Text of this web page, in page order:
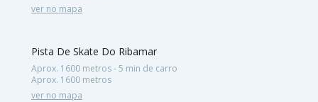
ver no mapa
Pista De Skate Do Ribamar
Aprox. 1600 metros - 5 min de carro
Aprox. 1600 metros
ver no mapa